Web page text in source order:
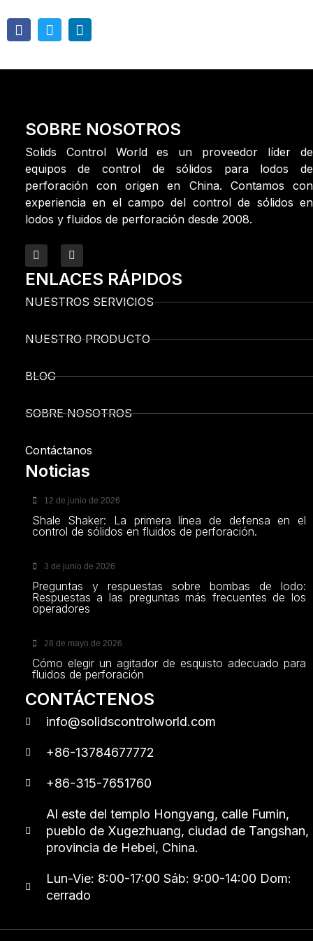
SOBRE NOSOTROS
Solids Control World es un proveedor líder de
equipos de control de sólidos para lodos de
perforación con origen en China. Contamos con
experiencia en el campo del control de sólidos en
lodos y fluidos de perforación desde 2008.
ENLACES RÁPIDOS
NUESTROS SERVICIOS
NUESTRO PRODUCTO
BLOG
SOBRE NOSOTROS
Contáctanos
Noticias
12 de junio de 2026
Shale Shaker: La primera línea de defensa en el
control de sólidos en fluidos de perforación.
3 de junio de 2026
Preguntas y respuestas sobre bombas de lodo:
Respuestas a las preguntas más frecuentes de los
operadores
28 de mayo de 2026
Cómo elegir un agitador de esquisto adecuado para
fluidos de perforación
CONTÁCTENOS
info@solidscontrolworld.com
+86-13784677772
+86-315-7651760
Al este del templo Hongyang, calle Fumin,
pueblo de Xugezhuang, ciudad de Tangshan,
provincia de Hebei, China.
Lun-Vie: 8:00-17:00 Sáb: 9:00-14:00 Dom:
cerrado